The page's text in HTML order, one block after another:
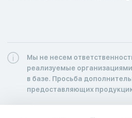
Мы не несем
реализуемые
в базе. Просьба
предоставляющих